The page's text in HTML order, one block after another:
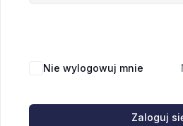
Nie wylogowuj mnie
Zaloguj